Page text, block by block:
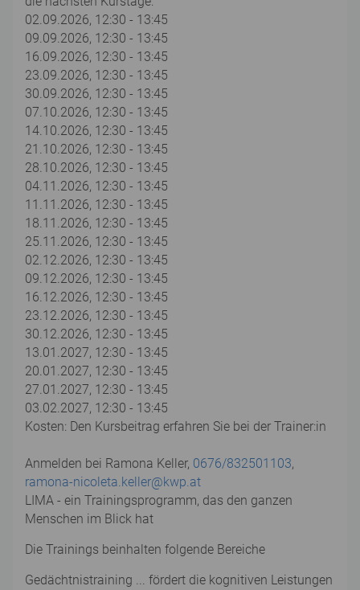
02.09.2026, 12:30 - 13:45
09.09.2026, 12:30 - 13:45
16.09.2026, 12:30 - 13:45
23.09.2026, 12:30 - 13:45
30.09.2026, 12:30 - 13:45
07.10.2026, 12:30 - 13:45
14.10.2026, 12:30 - 13:45
21.10.2026, 12:30 - 13:45
28.10.2026, 12:30 - 13:45
04.11.2026, 12:30 - 13:45
11.11.2026, 12:30 - 13:45
18.11.2026, 12:30 - 13:45
25.11.2026, 12:30 - 13:45
02.12.2026, 12:30 - 13:45
09.12.2026, 12:30 - 13:45
16.12.2026, 12:30 - 13:45
23.12.2026, 12:30 - 13:45
30.12.2026, 12:30 - 13:45
13.01.2027, 12:30 - 13:45
20.01.2027, 12:30 - 13:45
27.01.2027, 12:30 - 13:45
03.02.2027, 12:30 - 13:45
Kosten: Den Kursbeitrag erfahren Sie bei der Trainer:in
Anmelden bei Ramona Keller, 0676/832501103,
ramona-nicoleta.keller@kwp.at
LIMA - ein Trainingsprogramm, das den ganzen
Menschen im Blick hat
Die Trainings beinhalten folgende Bereiche
Gedächtnistraining ... fördert die kognitiven Leistungen